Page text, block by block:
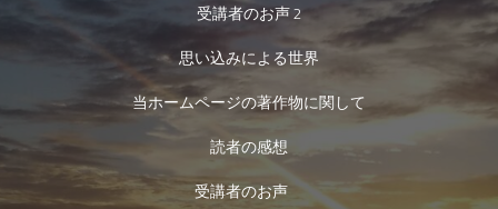
受講者のお声 2
思い込みによる世界
当ホームページの著作物に関して
読者の感想
受講者のお声